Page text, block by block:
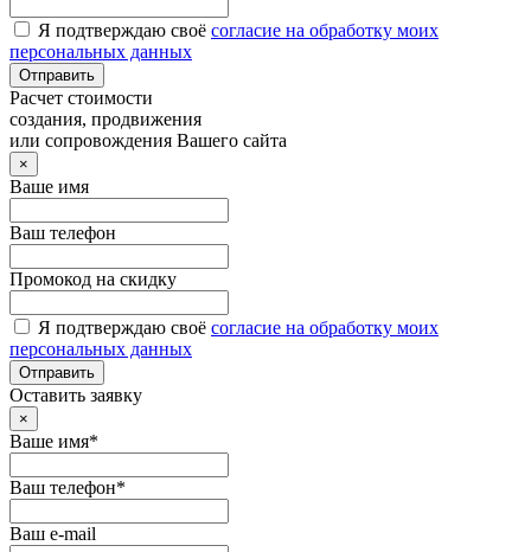
Я подтверждаю своё согласие на обработку моих
персональных данных
Отправить
Расчет стоимости
создания, продвижения
или сопровождения Вашего сайта
×
Ваше имя
Ваш телефон
Промокод на скидку
Я подтверждаю своё согласие на обработку моих
персональных данных
Отправить
Оставить заявку
×
Ваше имя*
Ваш телефон*
Ваш e-mail